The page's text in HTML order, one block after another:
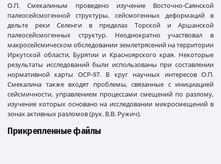
О.П. Смекалиным проведено изучение Восточно-Саянской
палеосейсмогенной структуры, сейсмогенных деформаций в
дельте реки Селенги в пределах Торской и Аршанской
палеосейсмогенных структур. Неоднократно участвовал в
макросейсмическом обследовании землетрясений на территории
Иркутской области, Бурятии и Красноярского края. Некоторые
результаты исследований были использованы при составлении
нормативной карты ОСР-97. В круг научных интересов О.П.
Смекалина также входят проблемы, связанные с инициацией
сейсмичности, управлением процессами смещений по разлому,
изучение которых основано на исследовании микросмещений в
зонах активных разломов (рук. В.В. Ружич).
Прикрепленные файлы